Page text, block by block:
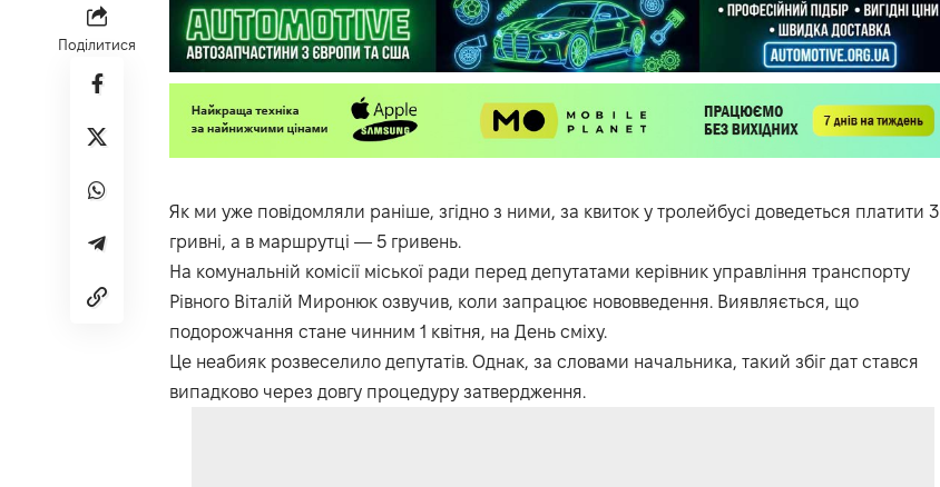
Поділитися
Як ми уже повідомляли раніше, згідно з ними, за квиток у тролейбусі доведеться платити 3
гривні, а в маршрутці — 5 гривень.
На комунальній комісії міської ради перед депутатами керівник управління транспорту
Рівного Віталій Миронюк озвучив, коли запрацює нововведення. Виявляється, що
подорожчання стане чинним 1 квітня, на День сміху.
Це неабияк розвеселило депутатів. Однак, за словами начальника, такий збіг дат стався
випадково через довгу процедуру затвердження.